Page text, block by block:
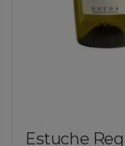
Estuche